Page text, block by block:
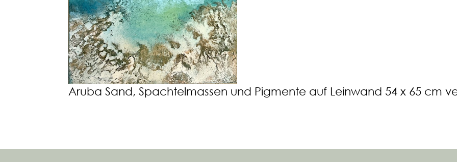
Aruba Sand, Spachtelmassen und Pigmente auf Leinwand 54 x 65 cm